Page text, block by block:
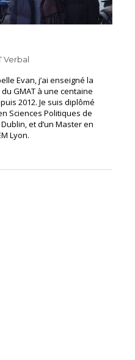
Verbal
Evan, j’ai enseigné la
GMAT à une centaine
2012. Je suis diplômé
Sciences Politiques de
et d’un Master en
Lyon.